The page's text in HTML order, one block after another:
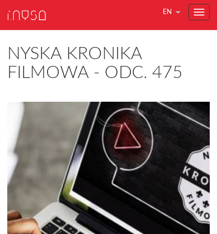
EN
NYSKA KRONIKA
FILMOWA - ODC. 475